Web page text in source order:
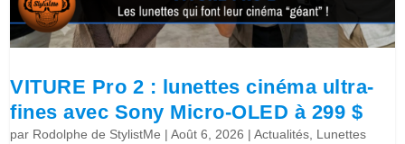
VITURE Pro 2 : lunettes cinéma ultra-
fines avec Sony Micro-OLED à 299 $
par Rodolphe de StylistMe |Août 6, 2026 |Actualités Lunettes